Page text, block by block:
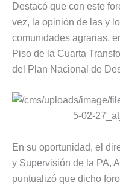
Destacó que con este
vez, la opinión de las y
comunidades agrarias,
Piso de la Cuarta
del Plan Nacional de
En su oportunidad, el
y Supervisión de la PA,
puntualizó que dicho